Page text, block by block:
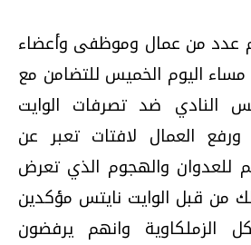
عدد من عمال وموظفى وأعضاء
مساء اليوم الخميس للتضامن مع
النادي ضد تصرفات الوايت
ورفع العمال لافتات تعبر عن
للعدوان والهجوم الذي تعرض
من قبل الوايت نايتس مؤكدين
الزملكاوية وانهم يرفضون